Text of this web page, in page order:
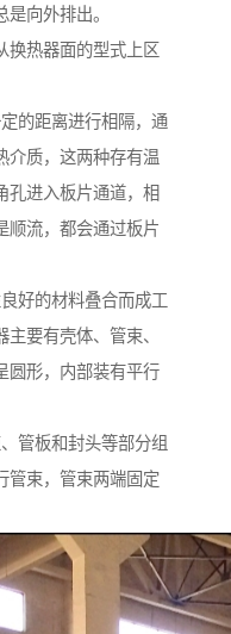
向外排出。
换热器面的型式上区
的距离进行相隔，通
介质，这两种存有温
孔进入板片通道，相
顺流，都会通过板片
好的材料叠合而成工
要有壳体、管束、
圆形，内部装有平行
管板和封头等部分组
管束，管束两端固定